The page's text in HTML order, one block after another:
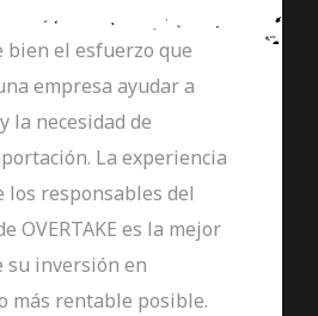
bien el esfuerzo que
empresa ayudar a
la necesidad de
La experiencia
los responsables del
OVERTAKE es la mejor
su inversión en
más rentable posible.